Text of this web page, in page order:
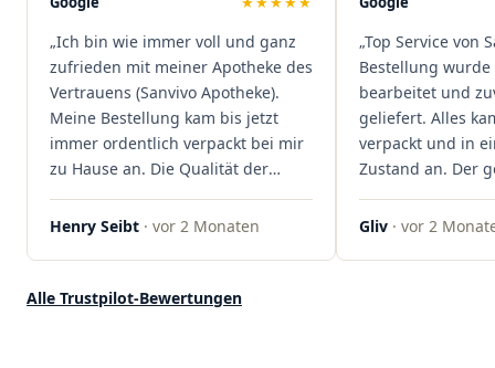
Kundenzufriedenheit an erster
Stelle stehen. Vielen Dank an das
Team von Sanvivo – ich bin
rundum begeistert!"
„Ich bin wie immer voll und ganz
zufrieden mit meiner Apotheke des
Vertrauens (Sanvivo Apotheke).
Meine Bestellung kam bis jetzt
immer ordentlich verpackt bei mir
zu Hause an. Die Qualität der
Blüten ist auch immer auf einem
hohen Niveau, die Auswahl ist
ordentlich gelagert, ich hatte nur
Henry Seibt · vor 2 Monaten
„Top Service von
Bestellung wurde
bearbeitet und
geliefert. Alles
verpackt und in
Zustand an. Der
war
professionell.
Gliv · vor 2
Alle Trustpilot-Bewertungen